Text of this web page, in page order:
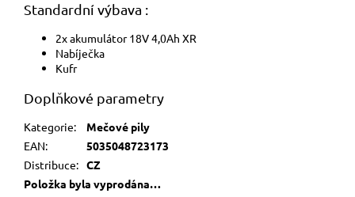
Standardní výbava :
2x akumulátor 18V 4,0Ah XR
Nabíječka
Kufr
Doplňkové parametry
Kategorie:
Mečové pily
EAN:
5035048723173
Distribuce: CZ
Položka byla vyprodána…